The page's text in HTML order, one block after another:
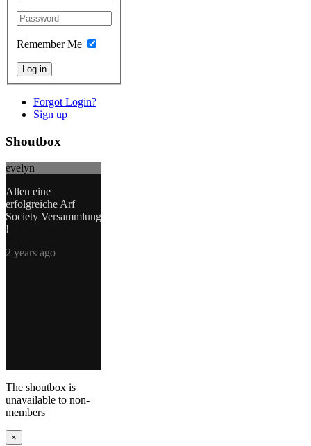
Remember Me
Log in
Forgot Login?
Sign up
Shoutbox
evelyn
Allen eine
erfolgreiche Arf
Society Versammlung
!
2 years ago
The shoutbox is
unavailable to non-
members
×